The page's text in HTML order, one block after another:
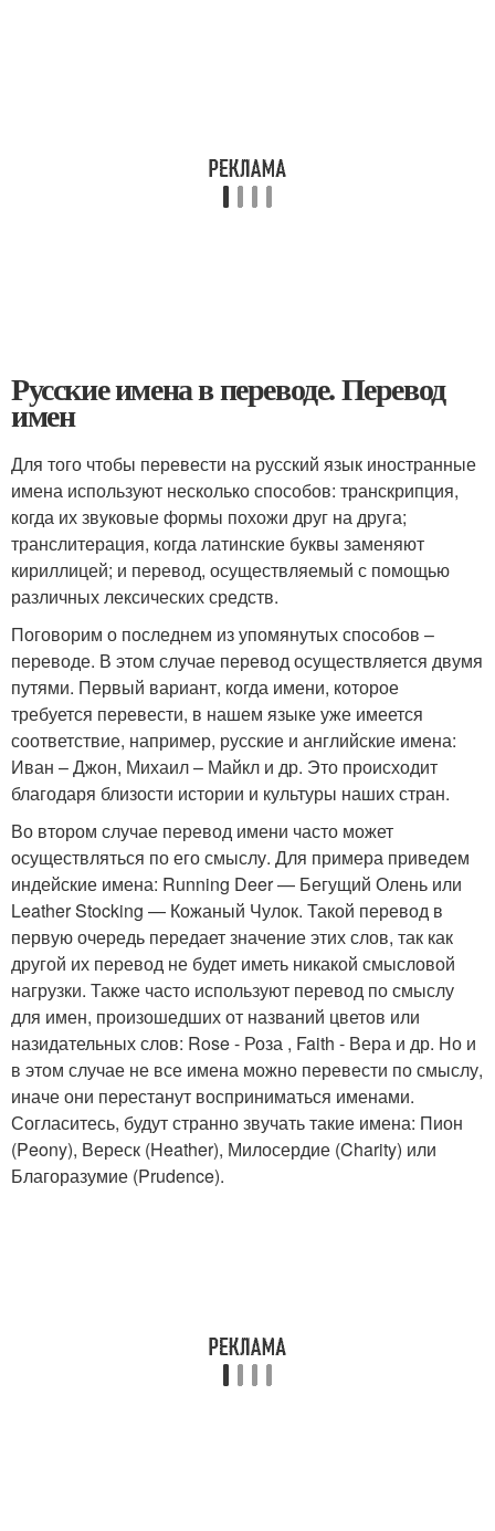
Русские имена в переводе. Перевод
имен
Для того чтобы перевести на русский язык иностранные
имена используют несколько способов: транскрипция,
когда их звуковые формы похожи друг на друга;
транслитерация, когда латинские буквы заменяют
кириллицей; и перевод, осуществляемый с помощью
различных лексических средств.
Поговорим о последнем из упомянутых способов –
переводе. В этом случае перевод осуществляется двумя
путями. Первый вариант, когда имени, которое
требуется перевести, в нашем языке уже имеется
соответствие, например, русские и английские имена:
Иван – Джон, Михаил – Майкл и др. Это происходит
благодаря близости истории и культуры наших стран.
Во втором случае перевод имени часто может
осуществляться по его смыслу. Для примера приведем
индейские имена: Running Deer — Бегущий Олень или
Leather Stocking — Кожаный Чулок. Такой перевод в
первую очередь передает значение этих слов, так как
другой их перевод не будет иметь никакой смысловой
нагрузки. Также часто используют перевод по смыслу
для имен, произошедших от названий цветов или
назидательных слов: Rose - Роза , Faith - Вера и др. Но и
в этом случае не все имена можно перевести по смыслу,
иначе они перестанут восприниматься именами.
Согласитесь, будут странно звучать такие имена: Пион
(Peony), Вереск (Heather), Милосердие (Charity) или
Благоразумие (Prudence).